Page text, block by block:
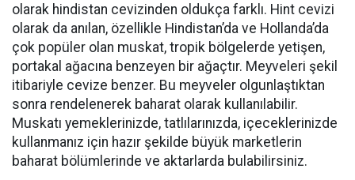
olarak hindistan cevizinden oldukça farklı. Hint cevizi
olarak da anılan, özellikle Hindistan’da ve Hollanda’da
çok popüler olan muskat, tropik bölgelerde yetişen,
portakal ağacına benzeyen bir ağaçtır. Meyveleri şekil
itibariyle cevize benzer. Bu meyveler olgunlaştıktan
sonra rendelenerek baharat olarak kullanılabilir.
Muskatı yemeklerinizde, tatlılarınızda, içeceklerinizde
kullanmanız için hazır şekilde büyük marketlerin
baharat bölümlerinde ve aktarlarda bulabilirsiniz.